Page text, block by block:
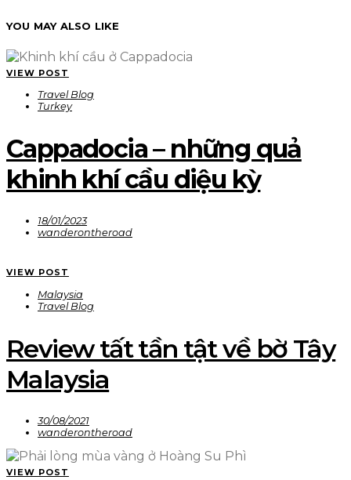
YOU MAY ALSO LIKE
VIEW POST
Travel Blog
Turkey
Cappadocia – những quả
khinh khí cầu diệu kỳ
18/01/2023
wanderontheroad
VIEW POST
Malaysia
Travel Blog
Review tất tần tật về bờ Tây
Malaysia
30/08/2021
wanderontheroad
VIEW POST